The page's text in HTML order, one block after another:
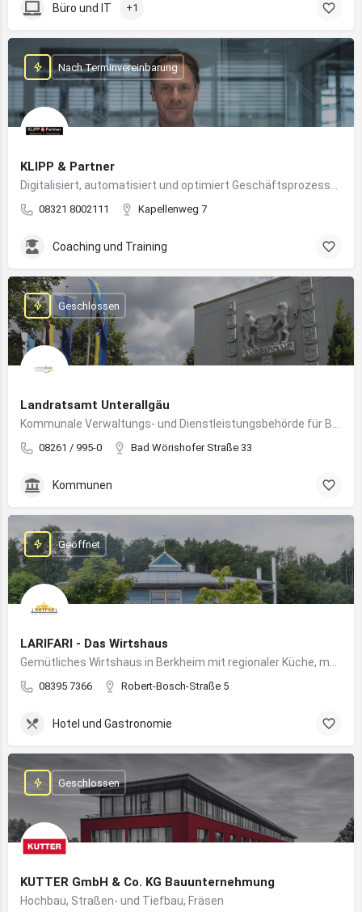
Büro und IT +1
KLIPP & Partner
08321 8002111 Kapellenweg 7
Nach Terminvereinbarung
Coaching und Training
Landratsamt Unterallgäu
08261 / 995-0 Bad Wörishofer Straße 33
Geschlossen
Kommunen
LARIFARI - Das Wirtshaus
08395 7366 Robert-Bosch-Straße 5
Geöffnet
Hotel und Gastronomie
KUTTER GmbH & Co. KG Bauunternehmung
Hochbau, Straßen- und Tiefbau, Fräsen
Geschlossen